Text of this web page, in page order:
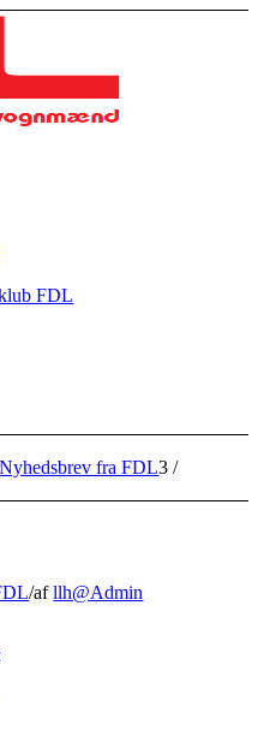
FDL
Nyhedsbrev fra FDL3 /
/afllh@Admin